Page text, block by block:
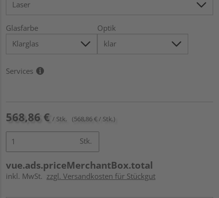
Glasfarbe Optik
Services
568,86 € / Stk. (568,86 € / Stk.)
Stk.
vue.ads.priceMerchantBox.total
inkl. MwSt. zzgl. Versandkosten für Stückgut